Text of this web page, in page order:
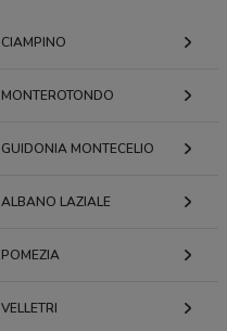
CIAMPINO
MONTEROTONDO
GUIDONIA MONTECELIO
ALBANO LAZIALE
POMEZIA
VELLETRI